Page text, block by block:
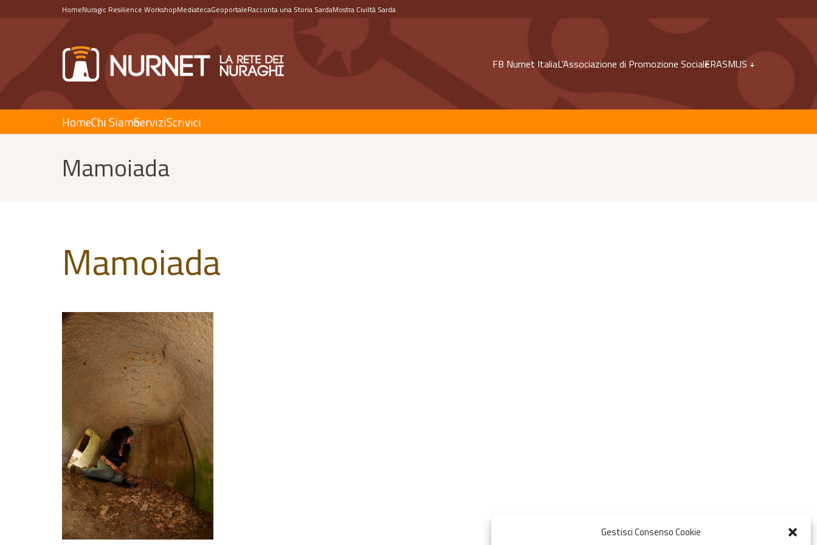
Gestisci Consenso Cookie
HomeNuragic Resilience WorkshopMediatecaGeoportaleRacconta una Storia SardaMostra Civiltà Sarda
FB Nurnet ItaliaL’Associazione di Promozione SocialeERASMUS +
HomeChi SiamoServiziScrivici
Mamoiada
Mamoiada